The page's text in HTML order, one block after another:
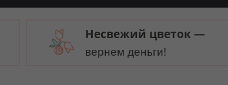
Несвежий цветок —
вернем деньги!